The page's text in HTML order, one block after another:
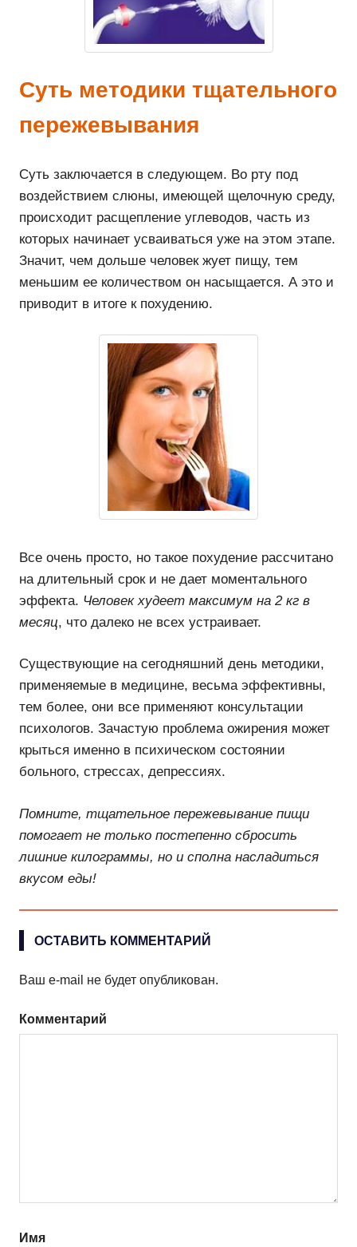
Суть методики тщательного
пережевывания
Суть заключается в следующем. Во рту под
воздействием слюны, имеющей щелочную среду,
происходит расщепление углеводов, часть из
которых начинает усваиваться уже на этом этапе.
Значит, чем дольше человек жует пищу, тем
меньшим ее количеством он насыщается. А это и
приводит в итоге к похудению.
Все очень просто, но такое похудение рассчитано
на длительный срок и не дает моментального
эффекта. Человек худеет максимум на 2 кг в
месяц, что далеко не всех устраивает.
Существующие на сегодняшний день методики,
применяемые в медицине, весьма эффективны,
тем более, они все применяют консультации
психологов. Зачастую проблема ожирения может
крыться именно в психическом состоянии
больного, стрессах, депрессиях.
Помните, тщательное пережевывание пищи
помогает не только постепенно сбросить
лишние килограммы, но и сполна насладиться
вкусом еды!
ОСТАВИТЬ КОММЕНТАРИЙ
Ваш e-mail не будет опубликован.
Комментарий
Имя